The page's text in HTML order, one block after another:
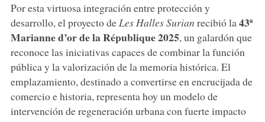
Por esta virtuosa integración entre protección y
desarrollo, el proyecto deLes Halles Surian recibió la43ª
Marianne d’or de la République 2025, un galardón que
reconoce las iniciativas capaces de combinar la función
pública y la valorización de la memoria histórica. El
emplazamiento, destinado a convertirse en encrucijada de
comercio e historia, representa hoy un modelo de
intervención de regeneración urbana con fuerte impacto